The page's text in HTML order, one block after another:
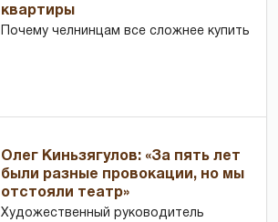
квартиры
Почему челнинцам все сложнее купить
Олег Киньзягулов: «За пять лет
были разные провокации, но мы
отстояли театр»
Художественный руководитель